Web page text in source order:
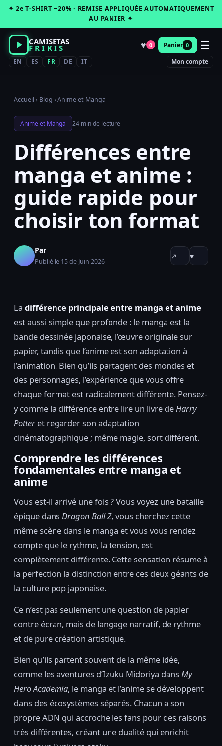
Passer
contenu
✦ 2e T-SHIRT −20% · REMISE APPLIQUÉE AUTOMATIQUEMENT
AU PANIER ✦
CAMISETAS
FRIKIS ♥ 0 Panier 0 ☰
EN ES FR DE IT Mon compte
Accueil › Blog ›Anime et Manga
Anime et Manga 24 min de lecture
Différences entre
manga et anime :
guide rapide pour
choisir ton format
Par
Publié le 15 de Juin 2026
↗ ♥
La différence principale entre manga et anime
est aussi simple que profonde : le manga est la
bande dessinée japonaise, l’œuvre originale sur
papier, tandis que l’anime est son adaptation à
l’animation. Bien qu’ils partagent des mondes et
des personnages, l’expérience que vous offre
chaque format est radicalement différente. Pensez-
y comme la différence entre lire un livre deHarry
Potter et regarder son adaptation
cinématographique ; même magie, sort différent.
Comprendre les différences
fondamentales entre manga et
anime
Vous est-il arrivé une fois ? Vous voyez une bataille
épique dans Dragon Ball Z, vous cherchez cette
même scène dans le manga et vous vous rendez
compte que le rythme, la tension, est
complètement différente. Cette sensation résume à
la perfection la distinction entre ces deux géants de
la culture pop japonaise.
Ce n’est pas seulement une question de papier
contre écran, mais de langage narratif, de rythme
et de pure création artistique.
Bien qu’ils partent souvent de la même idée,
comme les aventures d’Izuku Midoriya dans My
Hero Academia, le manga et l’anime se développent
dans des écosystèmes séparés. Chacun a son
propre ADN qui accroche les fans pour des raisons
très différentes, créant une dualité qui enrichit